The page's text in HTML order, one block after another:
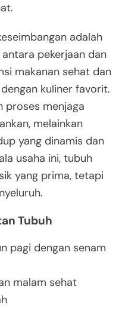
adalah
pekerjaan dan
makanan sehat dan
kuliner favorit.
proses menjaga
melainkan
yang dinamis dan
usaha ini, tubuh
yang prima, tetapi
Tubuh
pagi dengan senam
malam sehat